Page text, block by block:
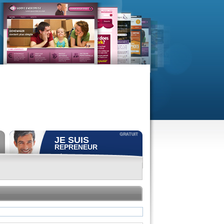
JE SUIS
REPRENEUR
Déposer gratuitementune
ACCÈS REPRENEUR